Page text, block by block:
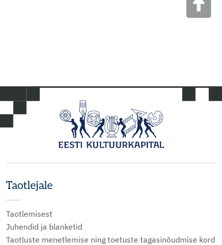
Taotlejale
Taotlemisest
Juhendid ja blanketid
Taotluste menetlemise ning toetuste tagasinõudmise kord